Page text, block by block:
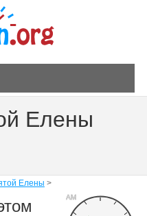
Елены
Елены >
AM